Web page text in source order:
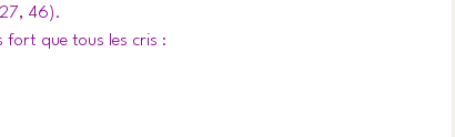
46).
fort que tous les cris :